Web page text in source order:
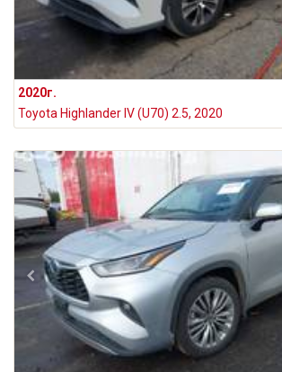
2020г.
Toyota Highlander IV (U70) 2.5, 2020